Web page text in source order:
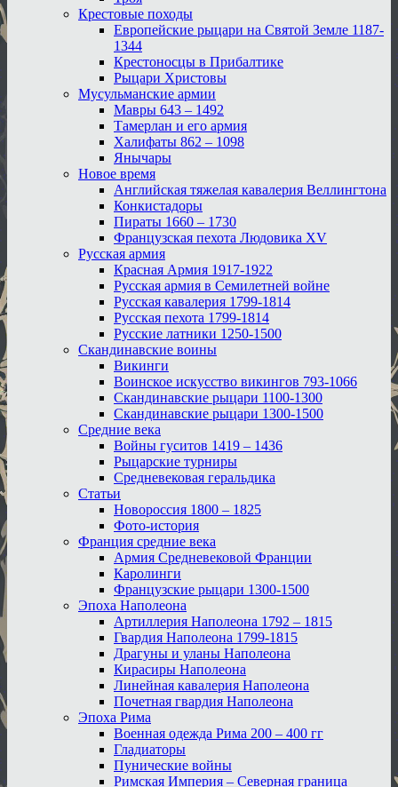
Крестовые походы
Европейские рыцари на Святой Земле 1187-
1344
Крестоносцы в Прибалтике
Рыцари Христовы
Мусульманские армии
Мавры 643 – 1492
Тамерлан и его армия
Халифаты 862 – 1098
Янычары
Новое время
Английская тяжелая кавалерия Веллингтона
Конкистадоры
Пираты 1660 – 1730
Французская пехота Людовика XV
Русская армия
Красная Армия 1917-1922
Русская армия в Семилетней войне
Русская кавалерия 1799-1814
Русская пехота 1799-1814
Русские латники 1250-1500
Скандинавские воины
Викинги
Воинское искусство викингов 793-1066
Скандинавские рыцари 1100-1300
Скандинавские рыцари 1300-1500
Средние века
Войны гуситов 1419 – 1436
Рыцарские турниры
Средневековая геральдика
Статьи
Новороссия 1800 – 1825
Фото-история
Франция средние века
Армия Средневековой Франции
Каролинги
Французские рыцари 1300-1500
Эпоха Наполеона
Артиллерия Наполеона 1792 – 1815
Гвардия Наполеона 1799-1815
Драгуны и уланы Наполеона
Кирасиры Наполеона
Линейная кавалерия Наполеона
Почетная гвардия Наполеона
Эпоха Рима
Военная одежда Рима 200 – 400 гг
Гладиаторы
Пунические войны
Римская Империя – Северная граница